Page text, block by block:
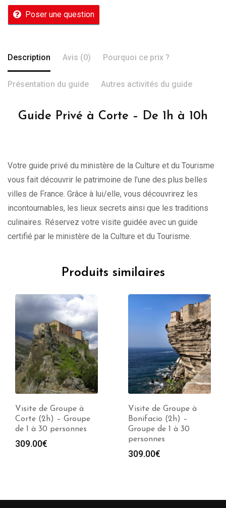
Poser une question
Description Avis (0) Pourquoi ce prix ?
Présentation du guide Autres activités du guide
Guide Privé à Corte – De 1h à 10h
Votre guide privé du ministère de la Culture et du Tourisme
vous fait découvrir le patrimoine de l’une des plus belles
villes de France. Grâce à lui/elle, vous découvrirez les
incontournables, les lieux secrets ainsi que les traditions
culinaires. Réservez votre visite guidée avec un guide
certifié par le ministère de la Culture et du Tourisme.
Produits similaires
Visite de Groupe à
Corte (2h) – Groupe
de 1 à 30 personnes
309.00€
Visite de Groupe à
Bonifacio (2h) –
Groupe de 1 à 30
personnes
309.00€